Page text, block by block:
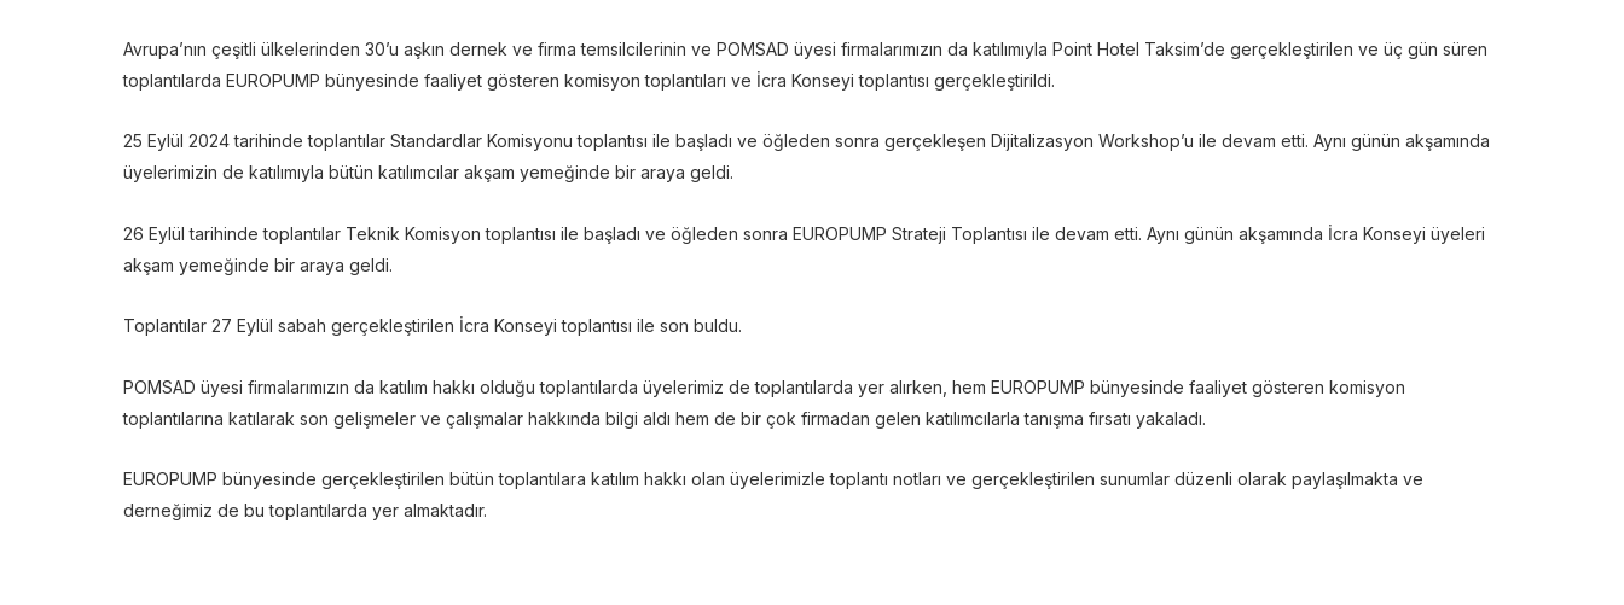
Avrupa’nın çeşitli ülkelerinden 30’u aşkın dernek ve firma temsilcilerinin ve POMSAD üyesi firmalarımızın da katılımıyla Point Hotel Taksim’de gerçekleştirilen ve üç gün süren
toplantılarda EUROPUMP bünyesinde faaliyet gösteren komisyon toplantıları ve İcra Konseyi toplantısı gerçekleştirildi.
25 Eylül 2024 tarihinde toplantılar Standardlar Komisyonu toplantısı ile başladı ve öğleden sonra gerçekleşen Dijitalizasyon Workshop’u ile devam etti. Aynı günün akşamında
üyelerimizin de katılımıyla bütün katılımcılar akşam yemeğinde bir araya geldi.
26 Eylül tarihinde toplantılar Teknik Komisyon toplantısı ile başladı ve öğleden sonra EUROPUMP Strateji Toplantısı ile devam etti. Aynı günün akşamında İcra Konseyi üyeleri
akşam yemeğinde bir araya geldi.
Toplantılar 27 Eylül sabah gerçekleştirilen İcra Konseyi toplantısı ile son buldu.
POMSAD üyesi firmalarımızın da katılım hakkı olduğu toplantılarda üyelerimiz de toplantılarda yer alırken, hem EUROPUMP bünyesinde faaliyet gösteren komisyon
toplantılarına katılarak son gelişmeler ve çalışmalar hakkında bilgi aldı hem de bir çok firmadan gelen katılımcılarla tanışma fırsatı yakaladı.
EUROPUMP bünyesinde gerçekleştirilen bütün toplantılara katılım hakkı olan üyelerimizle toplantı notları ve gerçekleştirilen sunumlar düzenli olarak paylaşılmakta ve
derneğimiz de bu toplantılarda yer almaktadır.